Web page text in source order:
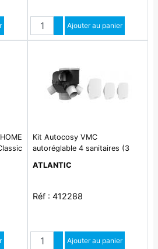
QuantitéAugmenter quantité
Diminuer quantité
Ajouter au panier
Kit Autocosy VMC
autoréglable 4 sanitaires (3
ATLANTIC
Réf : 412288
QuantitéAugmenter quantité
Diminuer quantité
Ajouter au panier